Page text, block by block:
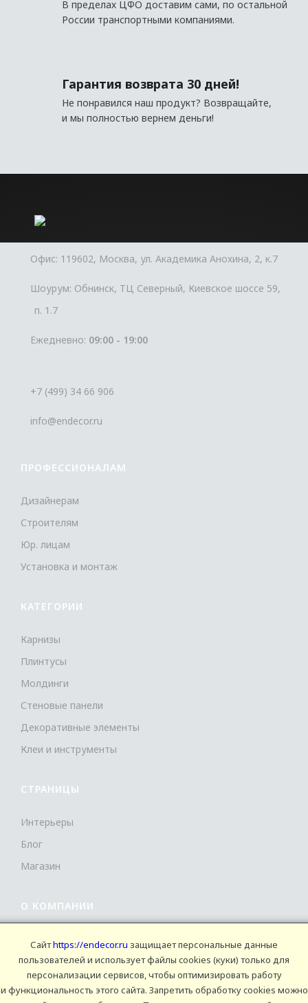
В пределах ЦФО доставим сами, по остальной
России транспортными компаниями.
Гарантия возврата 30 дней!
Не понравился наш продукт? Возвращайте,
и мы полностью вернем деньги!
Офис: 119602, Москва, ул. Академика Анохина, 2, к.7
Шоурум: Обнинск, ТЦ Северный, Киевское шоссе 59,
п. 1.7
Ежедневно: 09:00 - 19:00
+7 (499) 34 66 906
info@endecor.ru
ПРОФЕССИОНАЛАМ
Дизайнерам
Строителям
Юр. лицам
Установка и монтаж
КАТЕГОРИИ
Карнизы
Плинтусы
Молдинги
Стеновые панели
Декоративные элементы
Клеи и инструменты
СТРАНИЦЫ
Интерьеры
Блог
Магазин
О КОМПАНИИ
Контакты
Условия продаж
Сертификаты
Сайтhttps://endecor.ru защищает персональные данные
пользователей и использует файлы cookies (куки) только для
персонализации сервисов, чтобы оптимизировать работу
и функциональность этого сайта. Запретить обработку cookies можно